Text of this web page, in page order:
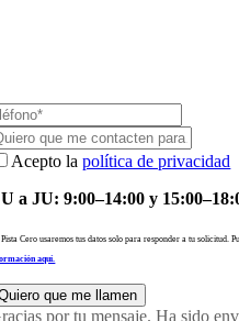
Acepto lapolítica de privacidad
a JU: 9:00–14:00 y
Pista Cero usaremos tus datos solo para responder a tu
aquí.
que me llamen
por tu mensaje. Ha sido